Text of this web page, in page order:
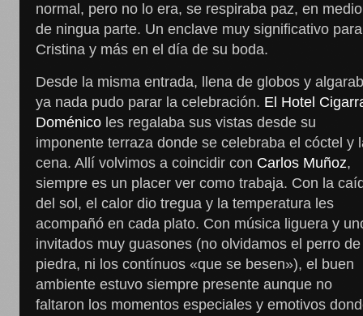
normal, pero no lo era, se respiraba paz, en medio
de ningua parte. Un enclave muy significativo para
Cristina y más en el día de su boda.
Desde la misma entrada, llena de globos y
ya nada pudo parar la celebración. El Hotel
Doménico les regalaba sus vistas desde su
imponente terraza donde se celebraba el cóctel y
cena. Allí volvimos a coincidir con Carlos Muñoz,
siempre es un placer ver como trabaja. Con la
del sol, el calor dio tregua y la temperatura les
acompañó en cada plato. Con música liguera y
invitados muy guasones (no olvidamos el perro de
piedra, ni los contínuos «que se besen»), el buen
ambiente estuvo siempre presente aunque no
faltaron los momentos especiales y emotivos